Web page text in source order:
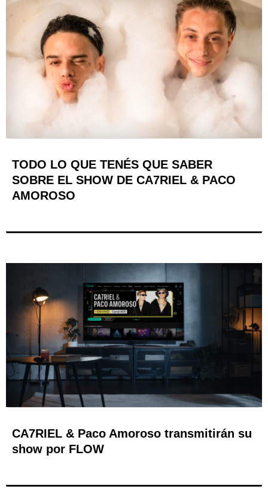
TODO LO QUE TENÉS QUE SABER
SOBRE EL SHOW DE CA7RIEL & PACO
AMOROSO
CA7RIEL & Paco Amoroso transmitirán su
show por FLOW